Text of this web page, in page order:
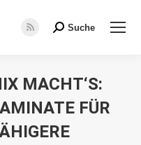
RSS
in
new
window
Search:
Suche
MACHT‘S:
FÜR